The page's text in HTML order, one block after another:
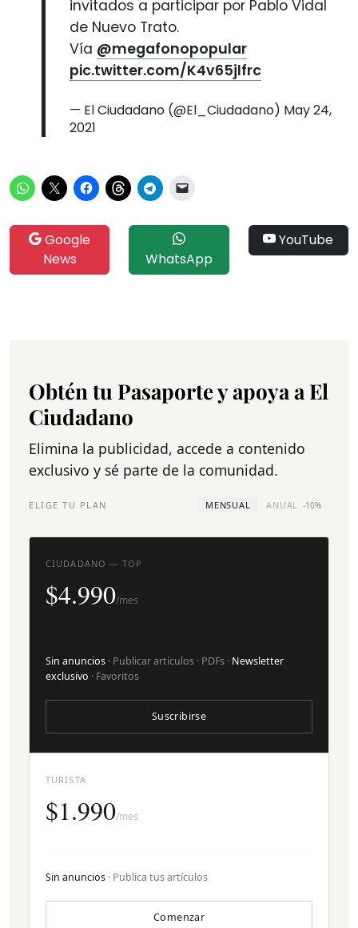
invitados a participar por Pablo Vidal
de Nuevo Trato.
Vía @megafonopopular
pic.twitter.com/K4v65jlfrc
— El Ciudadano (@El_Ciudadano) May 24,
2021
Google
News
WhatsApp
YouTube
Obtén tu Pasaporte y apoya a El
Ciudadano
Elimina la publicidad, accede a contenido
exclusivo y sé parte de la comunidad.
ELIGE TU PLAN MENSUAL ANUAL -10%
TURISTA
$1.990/mes
Sin anuncios · Publica tus artículos
Comenzar
CIUDADANO — TOP
$4.990/mes
Sin anuncios · Publicar artículos · PDFs · Newsletter
exclusivo · Favoritos
Suscribirse